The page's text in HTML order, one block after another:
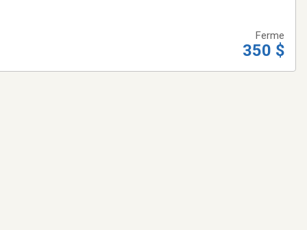
Ferme
350 $